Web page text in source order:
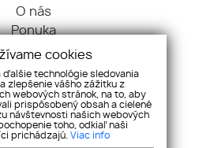
O nás
Ponuka
cookies
nám
Služby
Kontakt
osobných údajov
cookies
ďalšie technológie sledovania
zlepšenie vášho zážitku z
webových stránok, na to, aby
prispôsobený obsah a cielené
návštevnosti našich webových
toho, odkiaľ naši
prichádzajú. Viac info